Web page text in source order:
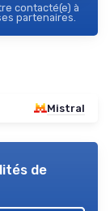
contacté(e) à
partenaires.
Mistral
de